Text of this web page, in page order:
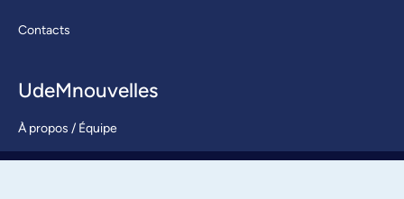
Contacts
UdeMnouvelles
À propos / Équipe